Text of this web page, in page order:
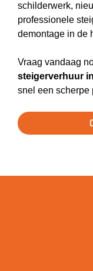
schilderwerk,
professionele
demontage in de
Vraag vandaag
steigerverhuur
snel een scherpe